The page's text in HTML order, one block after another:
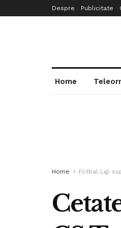
Despre Publicitate
Home
Home Fotbal Ligi